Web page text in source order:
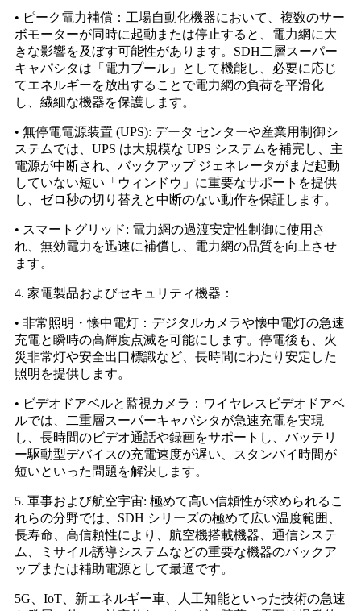
• ピーク電力補償：工場自動化機器において、複数のサー
ボモーターが同時に起動または停止すると、電力網に大
きな影響を及ぼす可能性があります。SDH二層スーパー
キャパシタは「電力プール」として機能し、必要に応じ
てエネルギーを放出することで電力網の負荷を平滑化
し、繊細な機器を保護します。
• 無停電電源装置 (UPS): データ センターや産業用制御シ
ステムでは、UPS は大規模な UPS システムを補完し、主
電源が中断され、バックアップ ジェネレータがまだ起動
していない短い「ウィンドウ」に重要なサポートを提供
し、ゼロ秒の切り替えと中断のない動作を保証します。
• スマートグリッド: 電力網の過渡安定性制御に使用さ
れ、無効電力を迅速に補償し、電力網の品質を向上させ
ます。
4. 家電製品およびセキュリティ機器：
• 非常照明・懐中電灯：デジタルカメラや懐中電灯の急速
充電と瞬時の高輝度点滅を可能にします。停電後も、火
災非常灯や安全出口標識など、長時間にわたり安定した
照明を提供します。
• ビデオドアベルと監視カメラ：ワイヤレスビデオドアベ
ルでは、二重層スーパーキャパシタが急速充電を実現
し、長時間のビデオ通話や録画をサポートし、バッテリ
ー駆動型デバイスの充電速度が遅い、スタンバイ時間が
短いといった問題を解決します。
5. 軍事および航空宇宙: 極めて高い信頼性が求められるこ
れらの分野では、SDH シリーズの極めて広い温度範囲、
長寿命、高信頼性により、航空機搭載機器、通信システ
ム、ミサイル誘導システムなどの重要な機器のバックア
ップまたは補助電源として最適です。
5G、IoT、新エネルギー車、人工知能といった技術の急速